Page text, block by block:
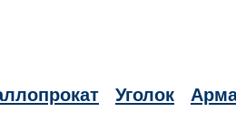
Уголок